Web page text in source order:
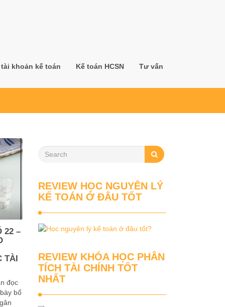
khoản kế toán Kế toán HCSN Tư vấn
22 –
TÀI
đọc
bổ
REVIEW HỌC NGUYÊN LÝ
KẾ TOÁN Ở ĐÂU TỐT
REVIEW KHÓA HỌC PHÂN
TÍCH TÀI CHÍNH TỐT
NHẤT